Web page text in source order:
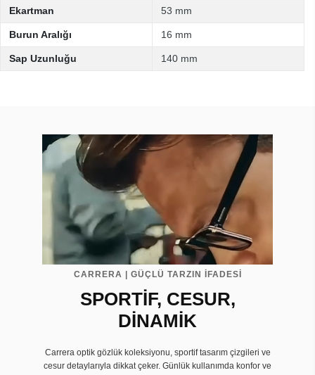
Ekartman 53 mm
Burun Aralığı 16 mm
Sap Uzunluğu 140 mm
CARRERA | GÜÇLÜ TARZIN İFADESİ
SPORTİF, CESUR,
DİNAMİK
Carrera optik gözlük koleksiyonu, sportif tasarım çizgileri ve
cesur detaylarıyla dikkat çeker. Günlük kullanımda konfor ve